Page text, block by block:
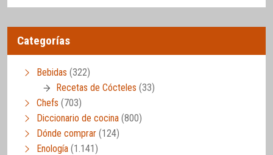
Categorías
Bebidas (322)
Recetas de Cócteles (33)
Chefs (703)
Diccionario de cocina (800)
Dónde comprar (124)
Enología (1.141)